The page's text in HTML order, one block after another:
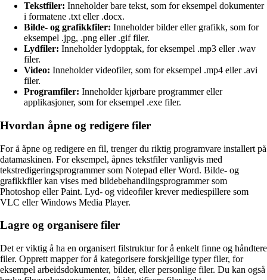
Tekstfiler: Inneholder bare tekst, som for eksempel dokumenter
i formatene .txt eller .docx.
Bilde- og grafikkfiler: Inneholder bilder eller grafikk, som for
eksempel .jpg, .png eller .gif filer.
Lydfiler: Inneholder lydopptak, for eksempel .mp3 eller .wav
filer.
Video: Inneholder videofiler, som for eksempel .mp4 eller .avi
filer.
Programfiler: Inneholder kjørbare programmer eller
applikasjoner, som for eksempel .exe filer.
Hvordan åpne og redigere filer
For å åpne og redigere en fil, trenger du riktig programvare installert på
datamaskinen. For eksempel, åpnes tekstfiler vanligvis med
tekstredigeringsprogrammer som Notepad eller Word. Bilde- og
grafikkfiler kan vises med bildebehandlingsprogrammer som
Photoshop eller Paint. Lyd- og videofiler krever mediespillere som
VLC eller Windows Media Player.
Lagre og organisere filer
Det er viktig å ha en organisert filstruktur for å enkelt finne og håndtere
filer. Opprett mapper for å kategorisere forskjellige typer filer, for
eksempel arbeidsdokumenter, bilder, eller personlige filer. Du kan også